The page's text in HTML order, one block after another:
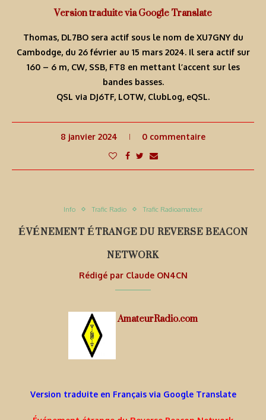
Version traduite via Google Translate
Thomas, DL7BO sera actif sous le nom de XU7GNY du
Cambodge, du 26 février au 15 mars 2024. Il sera actif sur
160 – 6 m, CW, SSB, FT8 en mettant l’accent sur les
bandes basses.
QSL via DJ6TF, LOTW, ClubLog, eQSL.
8 janvier 2024 0 commentaire
Info Trafic Radio Trafic Radioamateur
ÉVÉNEMENT ÉTRANGE DU REVERSE BEACON
NETWORK
Rédigé par Claude ON4CN
AmateurRadio.com
Version traduite en Français via Google Translate